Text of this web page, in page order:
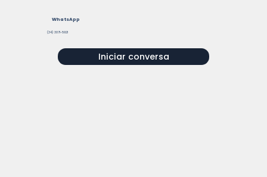
WhatsApp
(34) 3071-5921
Iniciar conversa